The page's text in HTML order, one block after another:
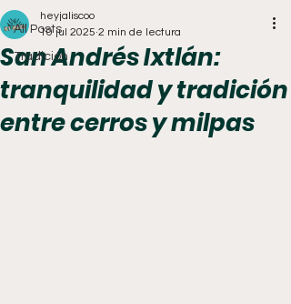
All Posts
Tradición
San Andrés Ixtlán:
tranquilidad y tradición
entre cerros y milpas
heyjaliscoo
10 jul 2025 2 min de lectura